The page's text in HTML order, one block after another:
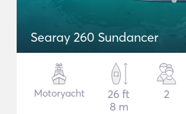
Searay 260 Sundancer
Motoryacht
26 ft
8 m
2